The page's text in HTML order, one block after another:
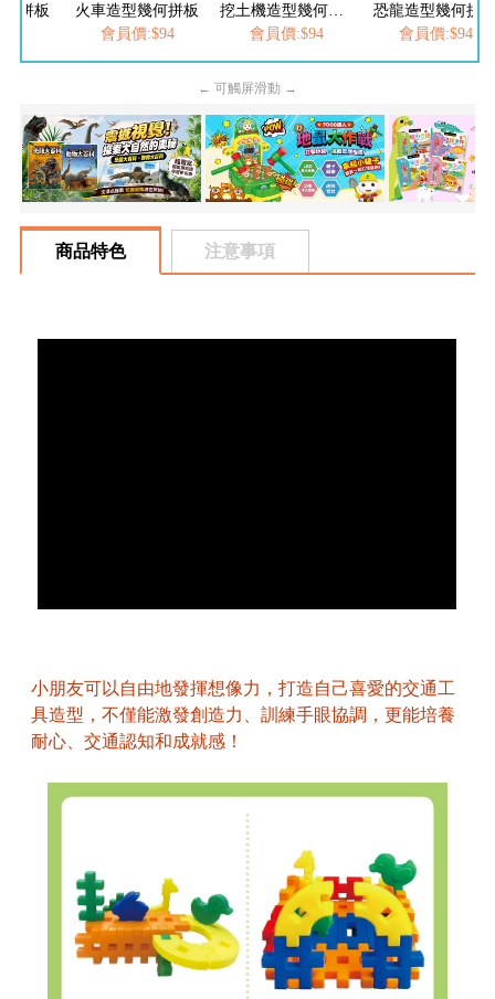
拼板
火車造型幾何拼板
會員價:$94
會員價:$94
恐龍造型幾何拼
會員價:$94
← 可觸屏滑動 →
商品特色 注意事項
小朋友可以自由地發揮想像力，打造自己喜愛的交通工
具造型，不僅能激發創造力、訓練手眼協調，更能培養
耐心、交通認知和成就感！